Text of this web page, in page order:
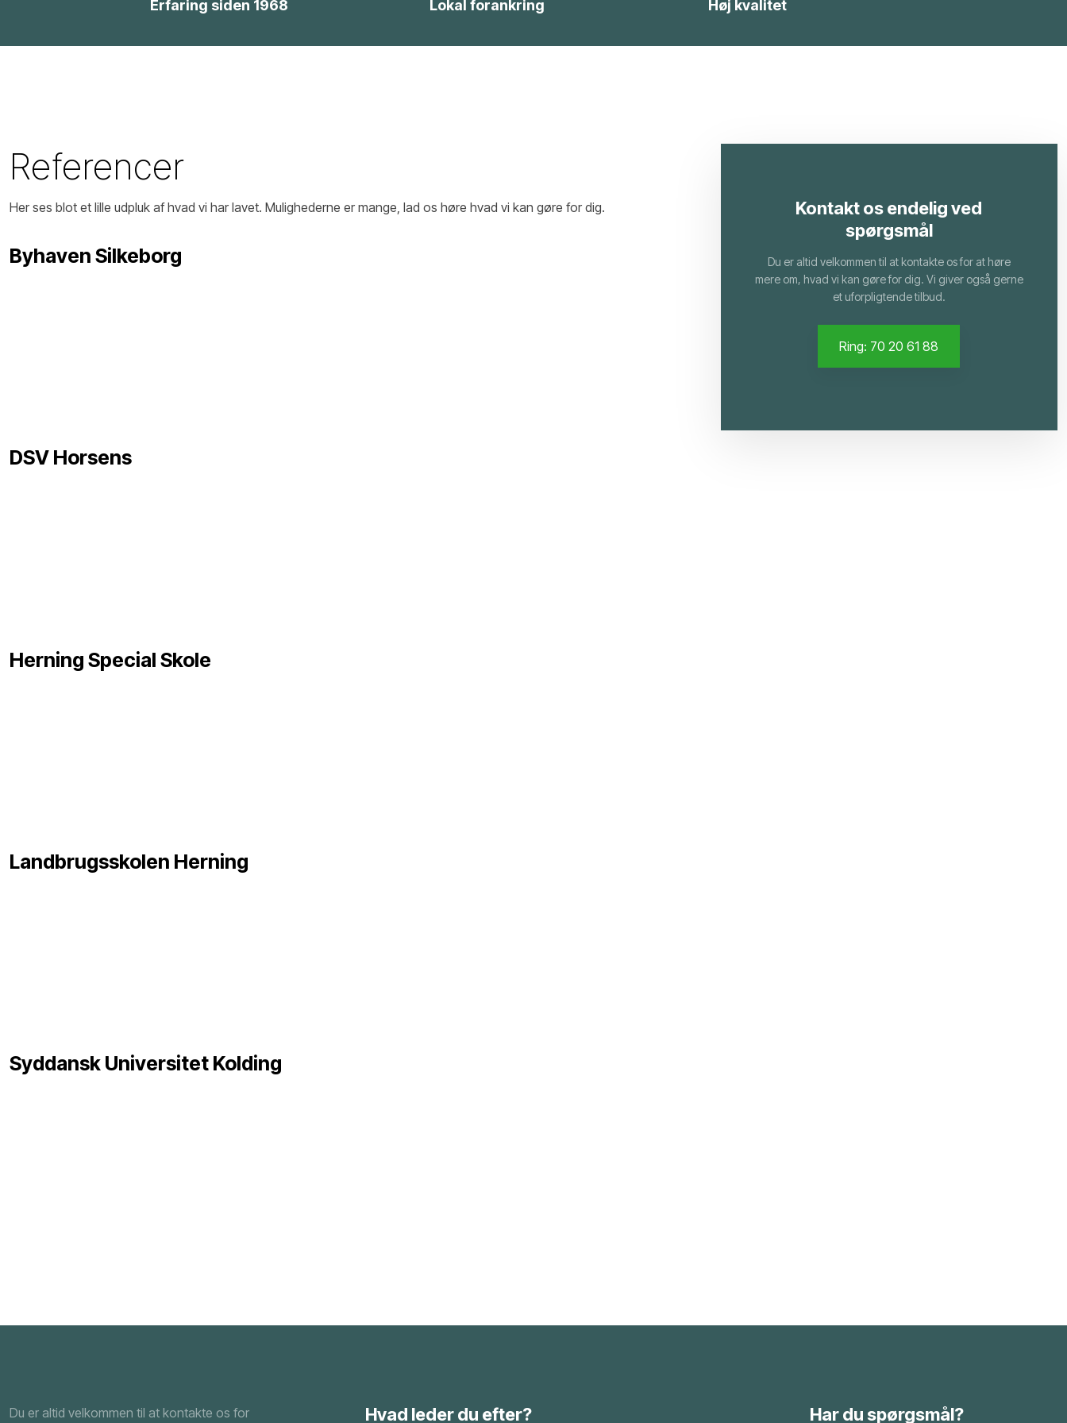
Erfaring siden 1968 Lokal forankring Høj kvalitet
Referencer
Her ses blot et lille udpluk af hvad vi har lavet. Mulighederne er mange, lad os høre hvad vi kan gøre for dig.​
​Byhaven Silkeborg
DSV Horsens
Herning Special Skole
Landbrugsskolen Herning
Syddansk Universitet Kolding
Kontakt os endelig ved
spørgsmål
Du er altid velkommen til at kontakte os for at høre
mere om, hvad vi kan gøre for dig. Vi giver også gerne
et uforpligtende tilbud.
Ring: 70 20 61 88
Du er altid velkommen til at kontakte os for Hvad leder du efter? Har du spørgsmål?